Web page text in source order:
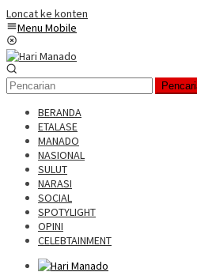
Loncat ke konten
Menu Mobile
BERANDA
ETALASE
MANADO
NASIONAL
SULUT
NARASI
SOCIAL
SPOTYLIGHT
OPINI
CELEBTAINMENT